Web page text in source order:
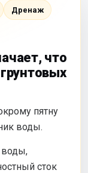
Дренаж
что
пятну
воды.
воды,
сток